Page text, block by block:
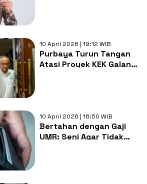
10 April 2026 | 19:12 WIB
Purbaya Turun Tangan
Atasi Proyek KEK Galang
10 April 2026 | 16:50 WIB
Bertahan dengan Gaji
UMR: Seni Agar Tidak